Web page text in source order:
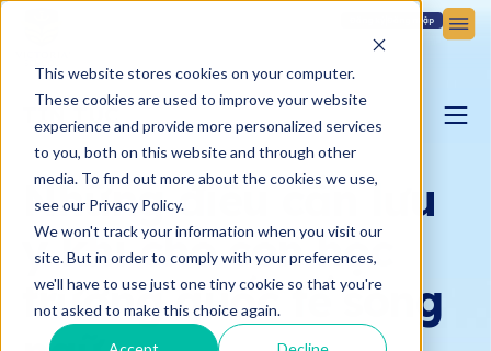
This website stores cookies on your computer.
These cookies are used to improve your website
experience and provide more personalized services
to you, both on this website and through other
media. To find out more about the cookies we use,
see our Privacy Policy.
We won't track your information when you visit our
site. But in order to comply with your preferences,
we'll have to use just one tiny cookie so that you're
not asked to make this choice again.
Đăng nhập
TIN TỨC
BLOG YÊU CON
BẢN TIN VICTORIA
Những điều cần lưu
ý khi cho con học
trường quốc tế song